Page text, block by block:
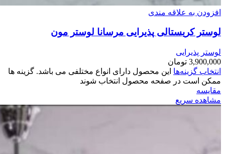
افزودن به علاقه مندی
لوستر کریستالی پذیرایی مرسانا لوستر مون
لوستر پذیرایی
3,900,000 تومان
انتخاب گزینه‌ها این محصول دارای انواع مختلفی می باشد. گزینه ها
ممکن است در صفحه محصول انتخاب شوند
مقایسه
مشاهده سریع